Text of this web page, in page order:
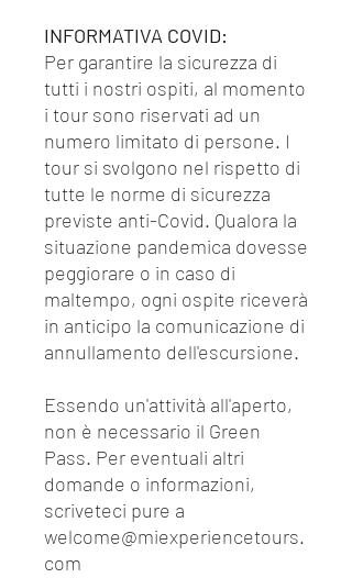
INFORMATIVA COVID:
Per garantire la sicurezza di
tutti i nostri ospiti, al momento
i tour sono riservati ad un
numero limitato di persone. I
tour si svolgono nel rispetto di
tutte le norme di sicurezza
previste anti-Covid. Qualora la
situazione pandemica dovesse
peggiorare o in caso di
maltempo, ogni ospite riceverà
in anticipo la comunicazione di
annullamento dell'escursione.
Essendo un'attività all'aperto,
non è necessario il Green
Pass. Per eventuali altri
domande o informazioni,
scriveteci pure a
welcome@miexperiencetours.
com